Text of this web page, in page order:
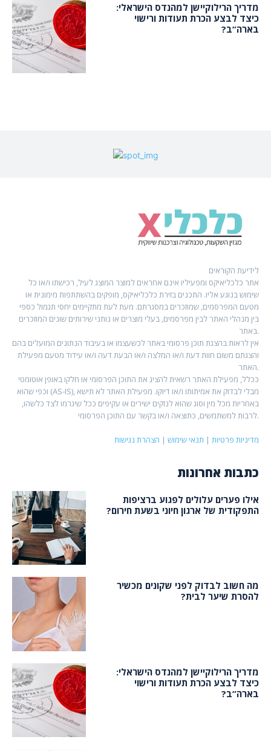
מדריך הרילוקיישן למהנדס הישראלי:
כיצד לבצע הכרת תעודות ורישוי
בארה”ב?
לידיעת הקוראים
אתר כלכליאיקס ומפעיליו אינם אחראים למוצר המוצג לעיל, רכישתו ו/או כל
שימוש בנוגע אליו. התכנים בזירת כלכליאיקס, מופקים בהשתתפות מימונית או
מטעם המפרסמים, שמוזכרים במסגרתם. מעת לעת מתקיימים יחסי תגמול כספי
בין מנהלי האתר לבין מפרסמים, בעלי מוצרים או נותני שירותים שונים המוזכרים
באתר.
אין לראות בהצגת תוכן פרסומי באתר לכשעצמו או בעיבוד הנתונים המועלים בהם
והצגתם משום חוות דעת ו/או המלצה ו/או הבעת דעה ו/או עידוד מטעם מפעילת
האתר.
ככלל, מפעילת האתר רשאית להציג את התוכן הפרסומי או חלקו באופן אוטומטי
וכפי שהוא (AS-IS), מבלי לבדוק את אמיתותו ו/או דיוקו. מפעילת האתר לא תישא
באחריות מכל מין וסוג שהוא לנזקים ישירים או עקיפים ככל שיגרמו לצד כלשהו,
לרבות למשתמשים, כתוצאה ו/או בקשר עם התוכן הפרסומי.
מדיניות פרטיות | תנאי שימוש | הצהרת נגישות
כתבות אחרונות
אילו פערים עלולים לפגוע ברציפות
התפקודית של ארגון חיוני בשעת חירום?
מה חשוב לבדוק לפני שקונים מכשיר
להסרת שיער לבית?
מדריך הרילוקיישן למהנדס הישראלי:
כיצד לבצע הכרת תעודות ורישוי
בארה”ב?